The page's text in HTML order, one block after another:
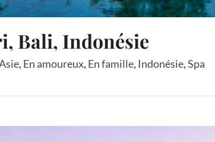
Bali, Indonésie
, En amoureux, En famille, Indonésie,Spa